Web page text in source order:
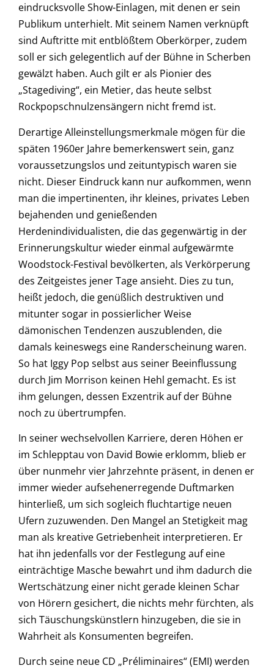
eindrucksvolle Show-Einlagen, mit denen er sein
Publikum unterhielt. Mit seinem Namen verknüpft
sind Auftritte mit entblößtem Oberkörper, zudem
soll er sich gelegentlich auf der Bühne in Scherben
gewälzt haben. Auch gilt er als Pionier des
„Stagediving“, ein Metier, das heute selbst
Rockpopschnulzensängern nicht fremd ist.
Derartige Alleinstellungsmerkmale mögen für die
späten 1960er Jahre bemerkenswert sein, ganz
voraussetzungslos und zeituntypisch waren sie
nicht. Dieser Eindruck kann nur aufkommen, wenn
man die impertinenten, ihr kleines, privates Leben
bejahenden und genießenden
Herdenindividualisten, die das gegenwärtig in der
Erinnerungskultur wieder einmal aufgewärmte
Woodstock-Festival bevölkerten, als Verkörperung
des Zeitgeistes jener Tage ansieht. Dies zu tun,
heißt jedoch, die genüßlich destruktiven und
mitunter sogar in possierlicher Weise
dämonischen Tendenzen auszublenden, die
damals keineswegs eine Randerscheinung waren.
So hat Iggy Pop selbst aus seiner Beeinflussung
durch Jim Morrison keinen Hehl gemacht. Es ist
ihm gelungen, dessen Exzentrik auf der Bühne
noch zu übertrumpfen.
In seiner wechselvollen Karriere, deren Höhen er
im Schlepptau von David Bowie erklomm, blieb er
über nunmehr vier Jahrzehnte präsent, in denen er
immer wieder aufsehenerregende Duftmarken
hinterließ, um sich sogleich fluchtartige neuen
Ufern zuzuwenden. Den Mangel an Stetigkeit mag
man als kreative Getriebenheit interpretieren. Er
hat ihn jedenfalls vor der Festlegung auf eine
einträchtige Masche bewahrt und ihm dadurch die
Wertschätzung einer nicht gerade kleinen Schar
von Hörern gesichert, die nichts mehr fürchten, als
sich Täuschungskünstlern hinzugeben, die sie in
Wahrheit als Konsumenten begreifen.
Durch seine neue CD „Préliminaires“ (EMI) werden